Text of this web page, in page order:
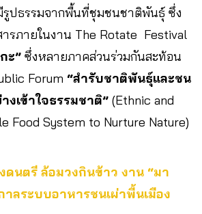
ปธรรมจากพื้นที่ชุมชนชาติพันธุ์ ซึ่ง
รภายในงาน The Rotate Festival
ะ” ซึ่งหลายภาคส่วนร่วมกันสะท้อน
Forum “สำรับชาติพันธุ์และชน
งเข้าใจธรรมชาติ” (Ethnic and
Food System to Nurture Nature)
ดนตรี ล้อมวงกินข้าว งาน “มา
าลระบบอาหารชนเผ่าพื้นเมือง